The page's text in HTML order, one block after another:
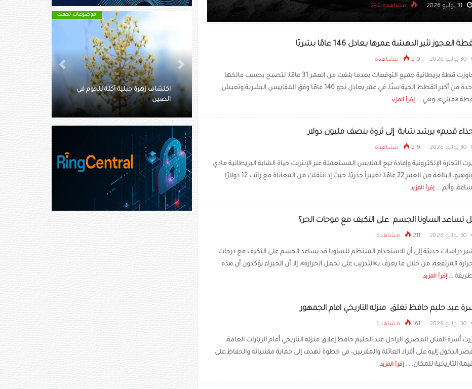
31 يوليو 2026 مشاهده 252
العجوز تثير الدهشة عمرها يعادل 146 عامًا بشريًا
210 مشاهدة
تجاوزت قطة بريطانية جميع التوقعات بعدما بلغت من العمر 31 عامًا، لتصبح بحسب مالكها
واحدة من أكبر القطط الحية سنًا، في عمر يعادل نحو 146 عامًا وفق المقاييس البشرية.وتعيش
«ميلي»، وهي ... إقرأ المزيد
قديم» يرشد شابة إلى ثروة بنصف مليون دولار
219 مشاهدة
التجارة الإلكترونية وإعادة بيع الملابس المستعملة عبر الإنترنت حياة الشابة البريطانية مادي
دونوهيو، البالغة من العمر 22 عامًا، تغييراً جذريًا، حيث إذ انتقلت من المعاناة مع راتب 12 دولارًا
وألم ... إقرأ المزيد
تساعد الساونا الجسم على التكيف مع موجات الحر؟
211 مشاهدة
دراسات حديثة إلى أن الاستخدام المنتظم للساونا قد يساعد الجسم على التكيف مع درجات
المرتفعة، من خلال ما يعرف بـ»التدريب على تحمل الحرارة»، إلا أن الخبراء يؤكدون أن هذه
... إقرأ المزيد
عبد حليم حافظ تغلق منزله التاريخي امام الجمهور
161 مشاهدة
أسرة الفنان المصري الراحل عبد الحليم حافظ إغلاق منزله التاريخي أمام الزيارات العامة،
الدخول إليه على أفراد العائلة والمقربين، في خطوة تهدف إلى حماية مقتنياته والحفاظ على
التاريخية للمكان. ... إقرأ المزيد
اكتشاف زهرة جبلية آكلة للحوم في
موضوعات تهمك
كولومبية تزعم شراء منزلين من
«ثرثرة الجيران»
Previous
Next